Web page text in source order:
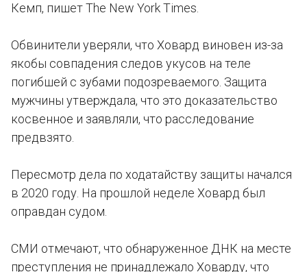
Кемп, пишет The New York Times.
Обвинители уверяли, что Ховард виновен из-за
якобы совпадения следов укусов на теле
погибшей с зубами подозреваемого. Защита
мужчины утверждала, что это доказательство
косвенное и заявляли, что расследование
предвзято.
Пересмотр дела по ходатайству защиты начался
в 2020 году. На прошлой неделе Ховард был
оправдан судом.
СМИ отмечают, что обнаруженное ДНК на месте
преступления не принадлежало Ховарду, что